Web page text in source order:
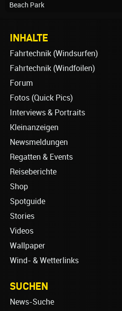
Beach Park
INHALTE
Fahrtechnik (Windsurfen)
Fahrtechnik (Windfoilen)
Forum
Fotos (Quick Pics)
Interviews & Portraits
Kleinanzeigen
Newsmeldungen
Regatten & Events
Reiseberichte
Shop
Spotguide
Stories
Videos
Wallpaper
Wind- & Wetterlinks
SUCHEN
News-Suche